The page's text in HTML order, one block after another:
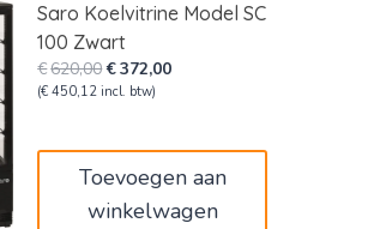
Saro Koelvitrine Model SC
100 Zwart
€620,00Oorspronkelijke
prijs
€372,00Huidige
(€ 450,12 incl. btw)
Toevoegen aan
winkelwagen